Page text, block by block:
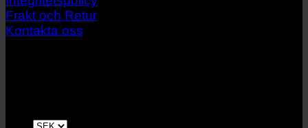
Frakt och Retur
Kontakta oss